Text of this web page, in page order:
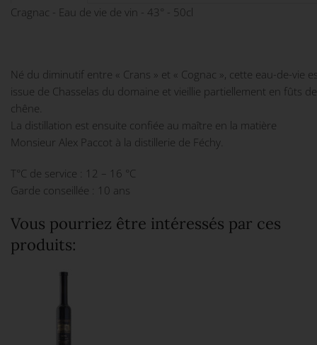
Cragnac - Eau de vie de vin - 43° - 50cl
Né du diminutif entre « Crans » et « Cognac », cette eau-de-vie
issue de Chasselas du domaine et vieillie partiellement en fûts de
chêne.
La distillation est ensuite confiée au maître en la matière
Monsieur Alex Paccot à la distillerie de Féchy.
T°C de service : 12 – 16 °C
Garde conseillée : 10 ans
Vous pourriez être intéressés par ces
produits: